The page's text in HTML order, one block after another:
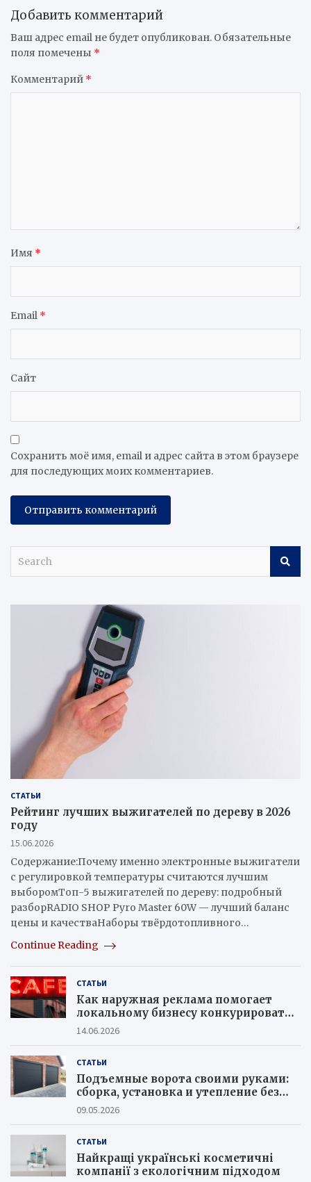
Добавить комментарий
Ваш адрес email не будет опубликован. Обязательные
поля помечены *
Комментарий *
Имя *
Email *
Сайт
Сохранить моё имя, email и адрес сайта в этом браузере
для последующих моих комментариев.
СТАТЬИ
Рейтинг лучших выжигателей по дереву в 2026
году
15.06.2026
Содержание:Почему именно электронные выжигатели
с регулировкой температуры считаются лучшим
выборомТоп-5 выжигателей по дереву: подробный
разборRADIO SHOP Pyro Master 60W — лучший баланс
цены и качестваНаборы твёрдотопливного…
Continue Reading
СТАТЬИ
Как наружная реклама помогает
локальному бизнесу конкурировать с
крупными сетями
14.06.2026
СТАТЬИ
Подъемные ворота своими руками:
сборка, установка и утепление без
ошибок
09.05.2026
СТАТЬИ
Найкращі українські косметичні
компанії з екологічним підходом